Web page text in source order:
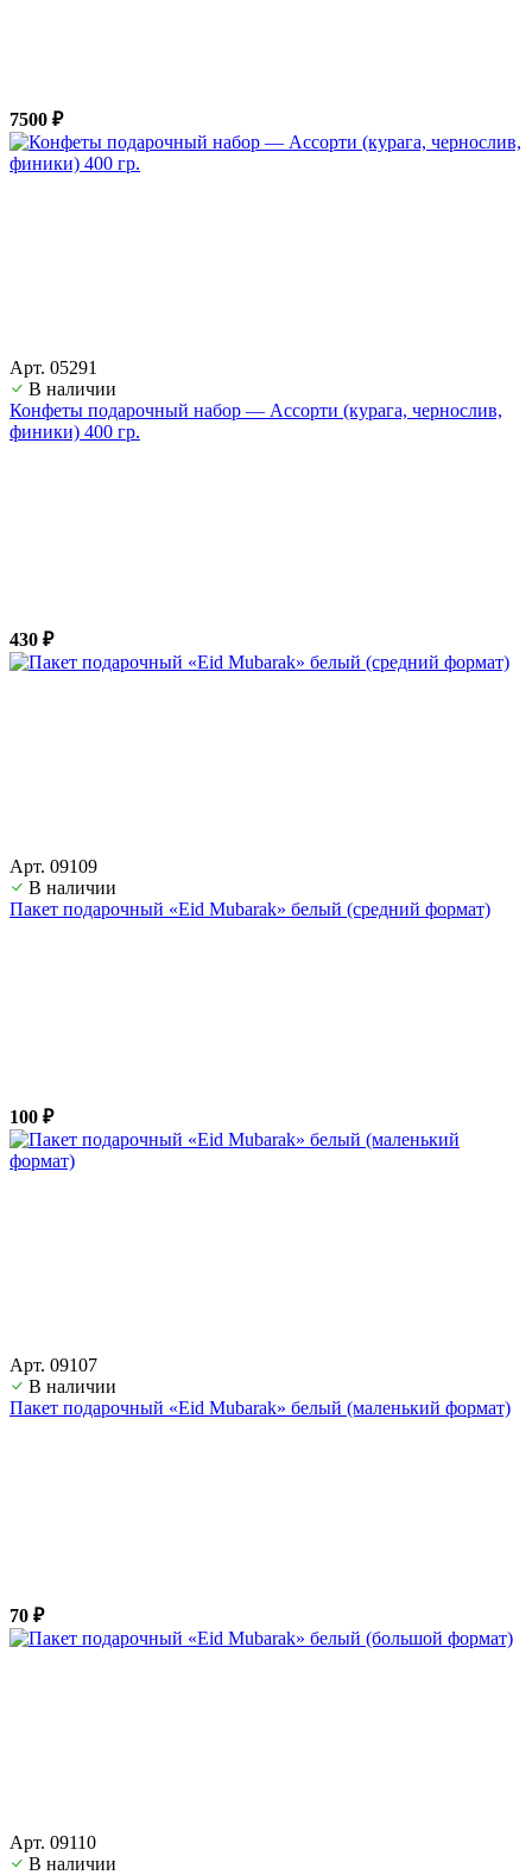
7500 ₽
Арт. 05291
В наличии
Конфеты подарочный набор — Ассорти (курага, чернослив,
финики) 400 гр.
430 ₽
Арт. 09109
В наличии
Пакет подарочный «Eid Mubarak» белый (средний формат)
100 ₽
Арт. 09107
В наличии
Пакет подарочный «Eid Mubarak» белый (маленький формат)
70 ₽
Арт. 09110
В наличии